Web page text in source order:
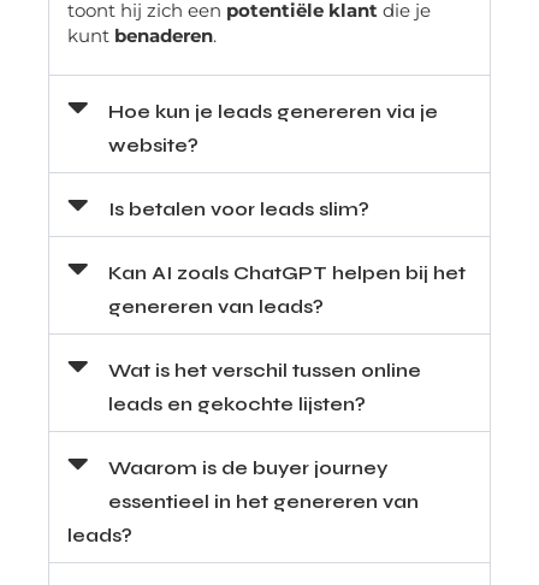
toont hij zich een potentiële klant die je
kunt benaderen.
Hoe kun je leads genereren via je
website?
Is betalen voor leads slim?​
Kan AI zoals ChatGPT helpen bij het
genereren van leads?
Wat is het verschil tussen online
leads en gekochte lijsten?
Waarom is de buyer journey
essentieel in het genereren van
leads?